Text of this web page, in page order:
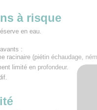
à risque
en eau.
:
(piétin échaudage,
limité en profondeur.